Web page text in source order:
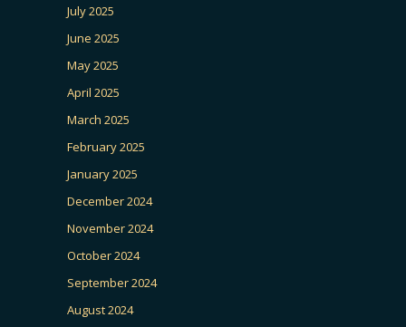
July 2025
June 2025
May 2025
April 2025
March 2025
February 2025
January 2025
December 2024
November 2024
October 2024
September 2024
August 2024